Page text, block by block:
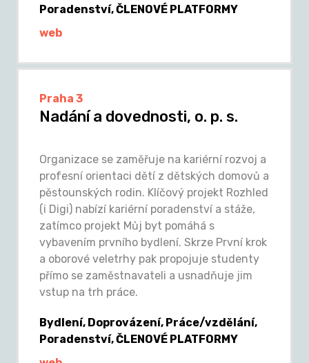
Poradenství, ČLENOVÉ PLATFORMY
web
Praha 3
Nadání a dovednosti, o. p. s.
Organizace se zaměřuje na kariérní rozvoj a
profesní orientaci dětí z dětských domovů a
pěstounských rodin. Klíčový projekt Rozhled
(i Digi) nabízí kariérní poradenství a stáže,
zatímco projekt Můj byt pomáhá s
vybavením prvního bydlení. Skrze První krok
a oborové veletrhy pak propojuje studenty
přímo se zaměstnavateli a usnadňuje jim
vstup na trh práce.
Bydlení, Doprovázení, Práce/vzdělání,
Poradenství, ČLENOVÉ PLATFORMY